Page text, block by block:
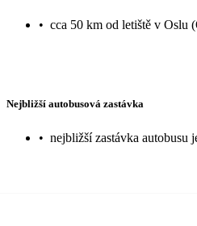
• cca 50 km od letiště v Oslu
Nejbližší autobusová zastávka
• nejbližší zastávka autobusu